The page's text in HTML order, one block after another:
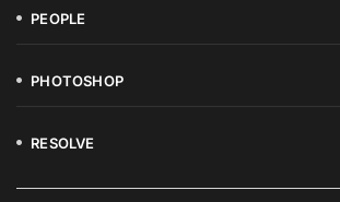
PEOPLE
PHOTOSHOP
RESOLVE